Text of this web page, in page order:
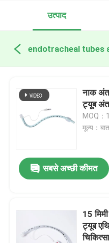
उत्पाद
endotracheal tubes
नाक
ट्यूब
MOQ：
मूल्य：
सबसे अच्छी कीमत
15
ट्यूब